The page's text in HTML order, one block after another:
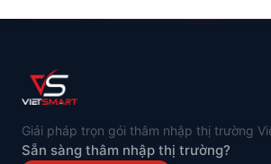
Giải pháp trọn gói thâm nhập thị trường
Sẵn sàng thâm nhập thị trường?